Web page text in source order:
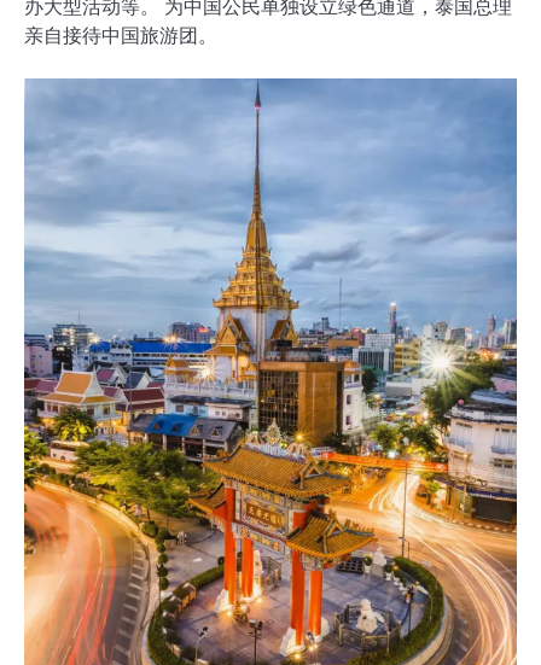
办大型活动等。 为中国公民单独设立绿色通道，泰国总理
亲自接待中国旅游团。